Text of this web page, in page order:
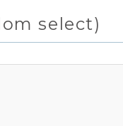
select)